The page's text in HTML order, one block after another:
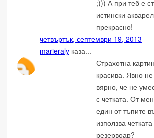
;))) А при теб е
истински
прекрасно!
четвъртък, септември 19, 2013
marieraly каза...
Страхотна
красива. Явно
вярно, че не
с четката. От
един от тъпите
използва
резервоар?